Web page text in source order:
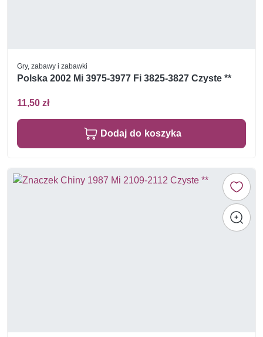
Gry, zabawy i zabawki
Polska 2002 Mi 3975-3977 Fi 3825-3827 Czyste **
11,50 zł
Dodaj do koszyka